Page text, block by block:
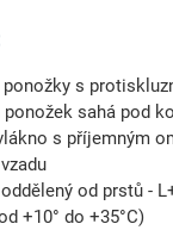
s
ponožek sahá pod
s příjemným
od prstů -
+10° do +35°C)